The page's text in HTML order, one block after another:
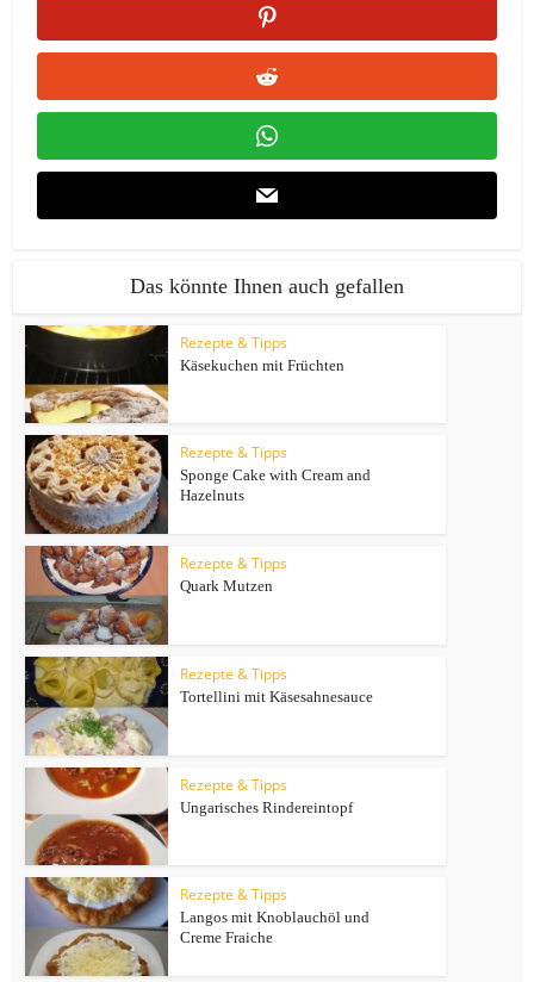
Das könnte Ihnen auch gefallen
Rezepte & Tipps
Käsekuchen mit Früchten
Rezepte & Tipps
Sponge Cake with Cream and
Hazelnuts
Rezepte & Tipps
Quark Mutzen
Rezepte & Tipps
Tortellini mit Käsesahnesauce
Rezepte & Tipps
Ungarisches Rindereintopf
Rezepte & Tipps
Langos mit Knoblauchöl und
Creme Fraiche